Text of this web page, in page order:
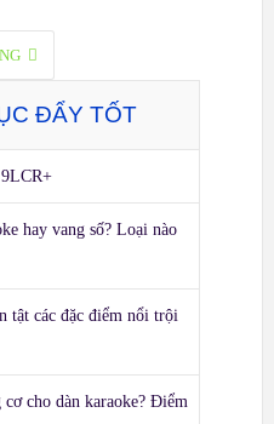
ĐẨY TỐT
hay vang số? Loại nào
tật các đặc điểm nổi trội
cơ cho dàn karaoke? Điểm